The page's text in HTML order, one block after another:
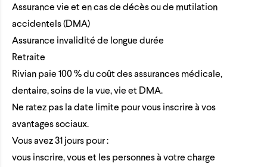
Assurance vie et en cas de décès ou de mutilation
accidentels (DMA)
Assurance invalidité de longue durée
Retraite
Rivian paie 100 % du coût des assurances médicale,
dentaire, soins de la vue, vie et DMA.
Ne ratez pas la date limite pour vous inscrire à vos
avantages sociaux.
Vous avez 31 jours pour :
vous inscrire, vous et les personnes à votre charge